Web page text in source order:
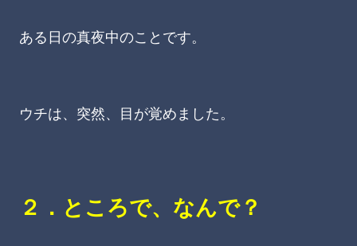
ある日の真夜中のことです。
ウチは、突然、目が覚めました。
２．ところで、なんで？